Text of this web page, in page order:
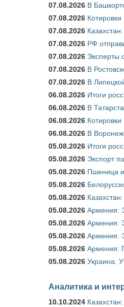
07.08.2026 В
07.08.2026
07.08.2026
07.08.2026 РФ
07.08.2026 Эксперты
07.08.2026 В
07.08.2026 В
06.08.2026 Итоги
06.08.2026 В
06.08.2026
06.08.2026 В
05.08.2026 Итоги
05.08.2026 Экспорт
05.08.2026 Пшеница
05.08.2026
05.08.2026
05.08.2026 Армения:
05.08.2026 Армения:
05.08.2026 Армения:
05.08.2026 Армения:
05.08.2026 Украина:
Аналитика и
10.10.2024